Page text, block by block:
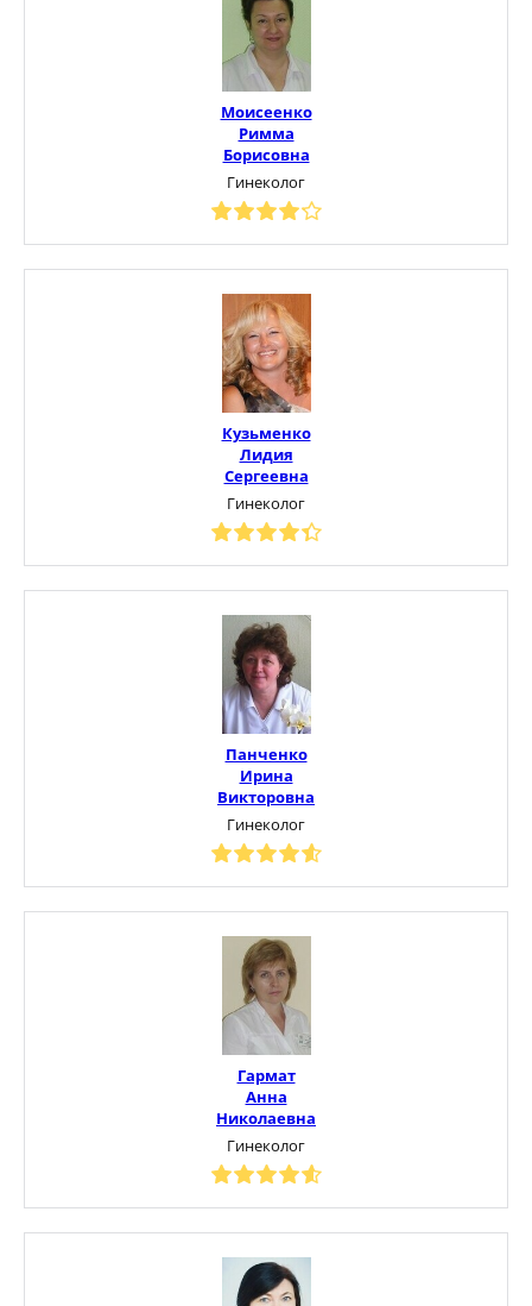
Моисеенко
Римма
Борисовна
Гинеколог
Кузьменко
Лидия
Сергеевна
Гинеколог
Панченко
Ирина
Викторовна
Гинеколог
Гармат
Анна
Николаевна
Гинеколог